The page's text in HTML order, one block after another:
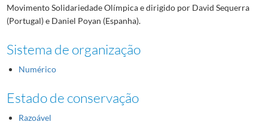
Movimento Solidariedade Olímpica e dirigido por David Sequerra
(Portugal) e Daniel Poyan (Espanha).
Sistema de organização
Numérico
Estado de conservação
Razoável